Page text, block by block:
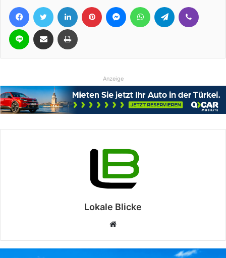
FacebookTwitter LinkedIn Pinterest MessengerWhatsAppTelegram
Line Teile per E-Mail Drucken
Anzeige
Lokale Blicke
Webseite